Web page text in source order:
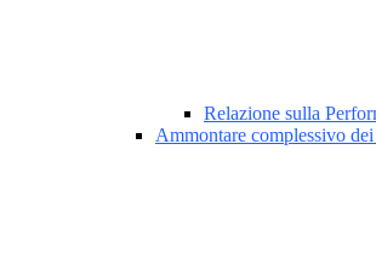
Relazione sulla
Ammontare complessivo